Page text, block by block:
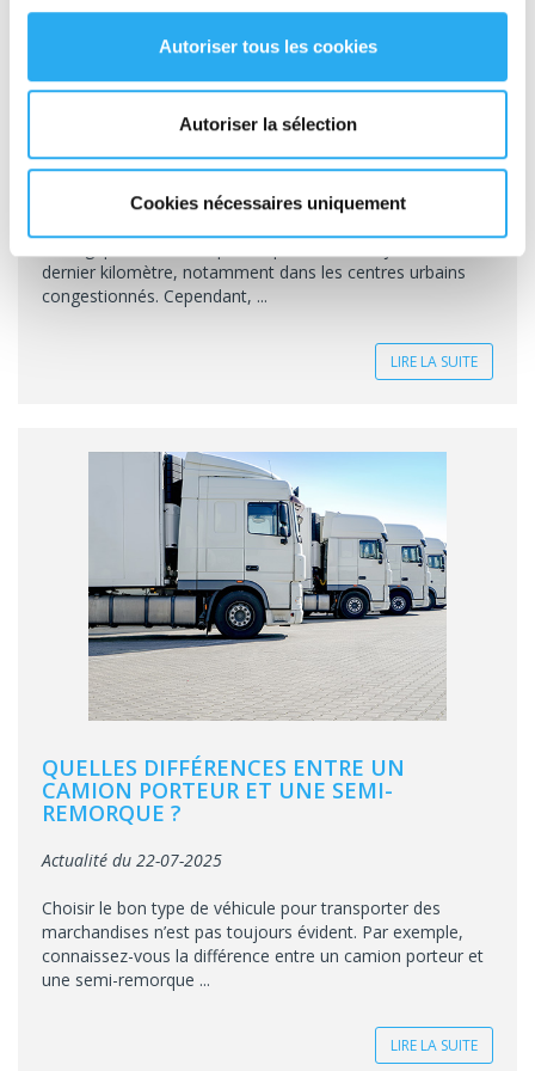
Autoriser tous les cookies
Autoriser la sélection
Cookies nécessaires uniquement
LES PRINCIPAUX OBSTACLES ?
Actualité du 05-08-2025
dernier kilomètre, notamment dans les centres urbains
congestionnés. Cependant, ...
LIRE LA SUITE
QUELLES DIFFÉRENCES ENTRE UN
CAMION PORTEUR ET UNE SEMI-
REMORQUE ?
Actualité du 22-07-2025
Choisir le bon type de véhicule pour transporter des
marchandises n’est pas toujours évident. Par exemple,
connaissez-vous la différence entre un camion porteur et
une semi-remorque ...
LIRE LA SUITE